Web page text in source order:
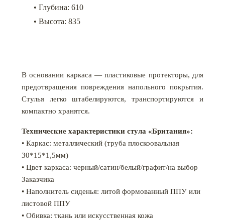
• Глубина: 610
• Высота: 835
В основании каркаса — пластиковые протекторы, для
предотвращения повреждения напольного покрытия.
Стулья легко штабелируются, транспортируются и
компактно хранятся.
Технические характеристики стула «Британия»:
• Каркас: металлический (труба плоскоовальная
30*15*1,5мм)
• Цвет каркаса: черный/сатин/белый/графит/на выбор
Заказчика
• Наполнитель сиденья: литой формованный ППУ или
листовой ППУ
• Обивка: ткань или искусственная кожа